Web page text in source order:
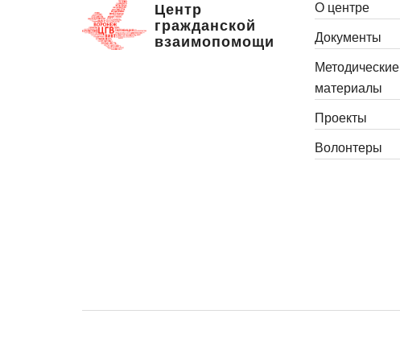
Центр
гражданской
взаимопомощи
О центре
Документы
Методические
материалы
Проекты
Волонтеры